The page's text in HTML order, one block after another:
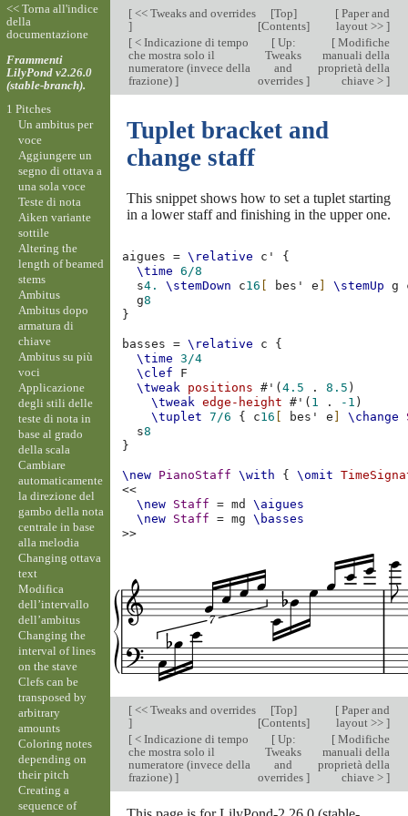
[<< Tweaks and overrides
]
[Top]
[Contents]
[Paper and
layout >> ]
[< Indicazione di tempo
che mostra solo il
numeratore (invece della
frazione) ]
[Up:
Tweaks
and
overrides ]
[Modifiche
manuali della
proprietà della
chiave > ]
Tuplet bracket and
change staff
This snippet shows how to set a tuplet starting
in a lower staff and finishing in the upper one.
aigues = \relative c'
{
\time
6/8
s4. \stemDown c16 bes' e \stemUp g
g8
}
basses = \relative c
{
\time
3/4
\clef
F
\tweak positions # ' (4.5 . 8.5 )
\tweak edge-height # ' ( 1 . -1 )
\tuplet
7/6 { c16 bes' e \change
s8
}
\new PianoStaff \with { \omit
<<
\new Staff = md
\aigues
\new Staff = mg
\basses
>>
[<< Tweaks and overrides
]
[Top]
[Contents]
[Paper and
layout >> ]
[< Indicazione di tempo
che mostra solo il
numeratore (invece della
frazione) ]
[Up:
Tweaks
and
overrides ]
[Modifiche
manuali della
proprietà della
chiave > ]
<< Torna all'indice
della
documentazione
Frammenti
LilyPond v2.26.0
(stable-branch).
1 Pitches
Un ambitus per
voce
Aggiungere un
segno di ottava a
una sola voce
Teste di nota
Aiken variante
sottile
Altering the
length of beamed
stems
Ambitus
Ambitus dopo
armatura di
chiave
Ambitus su più
voci
Applicazione
degli stili delle
teste di nota in
base al grado
della scala
Cambiare
automaticamente
la direzione del
gambo della nota
centrale in base
alla melodia
Changing ottava
text
Modifica
dell’intervallo
dell’ambitus
Changing the
interval of lines
on the stave
Clefs can be
transposed by
arbitrary
amounts
Coloring notes
depending on
their pitch
Creating a
sequence of